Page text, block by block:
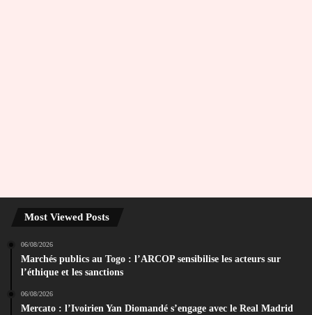
Most Viewed Posts
06/08/2026
Marchés publics au Togo : l’ARCOP sensibilise les acteurs sur
l’éthique et les sanctions
06/08/2026
Mercato : l’Ivoirien Yan Diomandé s’engage avec le Real Madrid